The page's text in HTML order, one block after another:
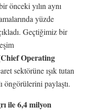
önceki yılın aynı
yüzde
Geçtiğimiz bir
Operating
sektörüne ışık tutan
öngörülerini paylaştı.
ile 6,4 milyon